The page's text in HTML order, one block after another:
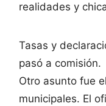
realidades y
Tasas y
pasó a comisión.
Otro asunto fue
municipales. El